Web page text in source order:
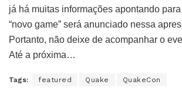
já há muitas informações apontando
“novo game” será anunciado nessa
Portanto, não deixe de acompanhar o
Até a próxima…
Tags: featured Quake QuakeCon